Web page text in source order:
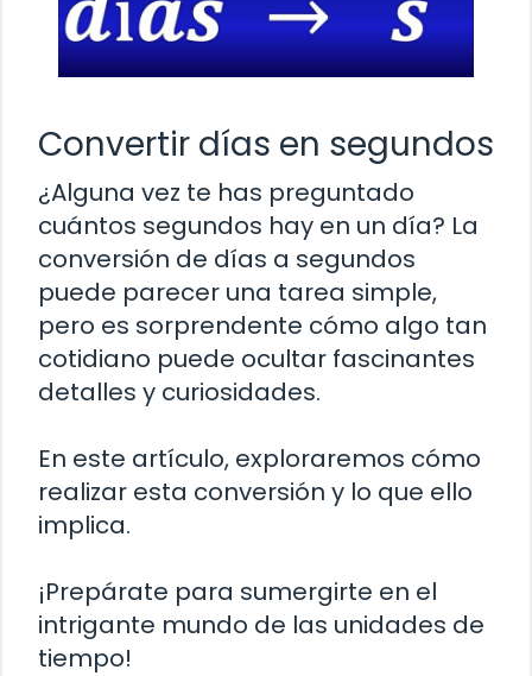
Convertir días en segundos
¿Alguna vez te has preguntado
cuántos segundos hay en un día? La
conversión de días a segundos
puede parecer una tarea simple,
pero es sorprendente cómo algo tan
cotidiano puede ocultar fascinantes
detalles y curiosidades.
En este artículo, exploraremos cómo
realizar esta conversión y lo que ello
implica.
¡Prepárate para sumergirte en el
intrigante mundo de las unidades de
tiempo!